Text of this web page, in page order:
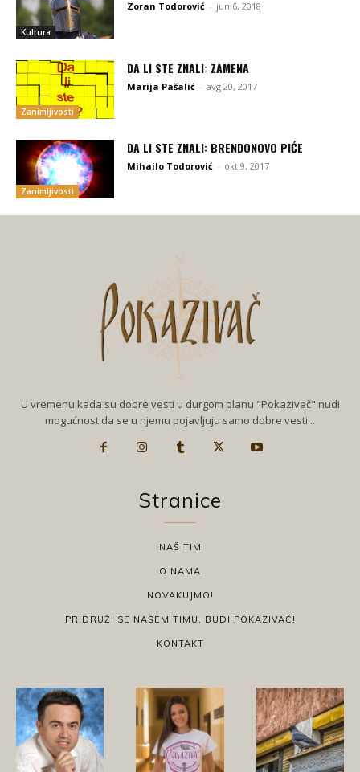
Kultura
Zoran Todorović - jun 6, 2018
Zanimljivosti
DA LI STE ZNALI: ZAMENA
Marija Pašalić - avg 20, 2017
Zanimljivosti
DA LI STE ZNALI: BRENDONOVO PIĆE
Mihailo Todorović - okt 9, 2017
U vremenu kada su dobre vesti u durgom planu "Pokazivač" nudi
mogućnost da se u njemu pojavljuju samo dobre vesti...
Stranice
NAŠ TIM
O NAMA
NOVAKUJMO!
PRIDRUŽI SE NAŠEM TIMU, BUDI POKAZIVAČ!
KONTAKT